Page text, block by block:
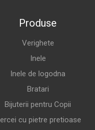
Produse
Verighete
Inele
Inele de logodna
Bratari
Bijuterii pentru Copii
cu pietre pretioase